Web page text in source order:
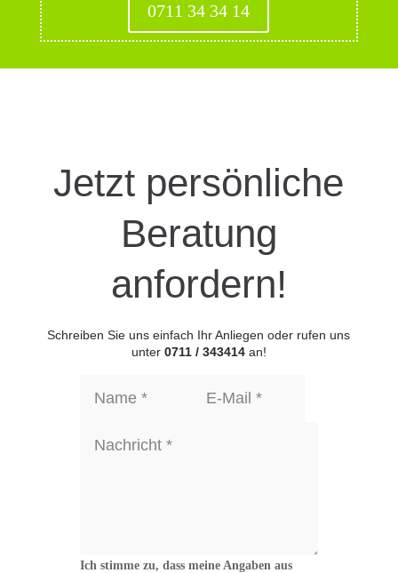
0711 34 34 14
Jetzt persönliche
Beratung
anfordern!
Schreiben Sie uns einfach Ihr Anliegen oder rufen uns
unter 0711 / 343414an!
Ich stimme zu, dass meine Angaben aus